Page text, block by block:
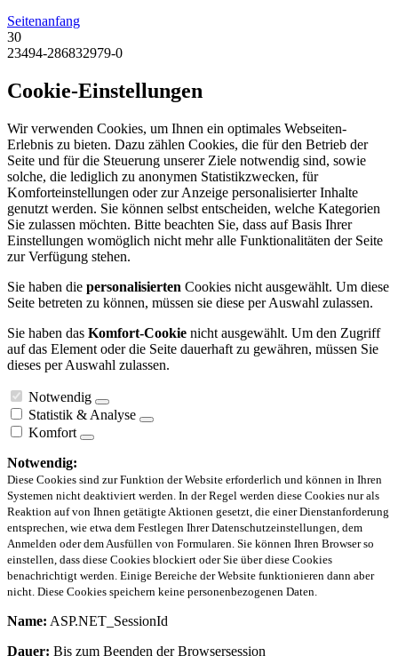
Seitenanfang
30
23494-286832979-0
Cookie-Einstellungen
Wir verwenden Cookies, um Ihnen ein optimales Webseiten-
Erlebnis zu bieten. Dazu zählen Cookies, die für den Betrieb der
Seite und für die Steuerung unserer Ziele notwendig sind, sowie
solche, die lediglich zu anonymen Statistikzwecken, für
Komforteinstellungen oder zur Anzeige personalisierter Inhalte
genutzt werden. Sie können selbst entscheiden, welche Kategorien
Sie zulassen möchten. Bitte beachten Sie, dass auf Basis Ihrer
Einstellungen womöglich nicht mehr alle Funktionalitäten der Seite
zur Verfügung stehen.
Sie haben die personalisierten Cookies nicht ausgewählt. Um diese
Seite betreten zu können, müssen sie diese per Auswahl zulassen.
Sie haben das Komfort-Cookie nicht ausgewählt. Um den Zugriff
auf das Element oder die Seite dauerhaft zu gewähren, müssen Sie
dieses per Auswahl zulassen.
Notwendig
Statistik & Analyse
Komfort
Notwendig:
Diese Cookies sind zur Funktion der Website erforderlich und können in Ihren
Systemen nicht deaktiviert werden. In der Regel werden diese Cookies nur als
Reaktion auf von Ihnen getätigte Aktionen gesetzt, die einer Dienstanforderung
entsprechen, wie etwa dem Festlegen Ihrer Datenschutzeinstellungen, dem
Anmelden oder dem Ausfüllen von Formularen. Sie können Ihren Browser so
einstellen, dass diese Cookies blockiert oder Sie über diese Cookies
benachrichtigt werden. Einige Bereiche der Website funktionieren dann aber
nicht. Diese Cookies speichern keine personenbezogenen Daten.
Name: ASP.NET_SessionId
Dauer: Bis zum Beenden der Browsersession